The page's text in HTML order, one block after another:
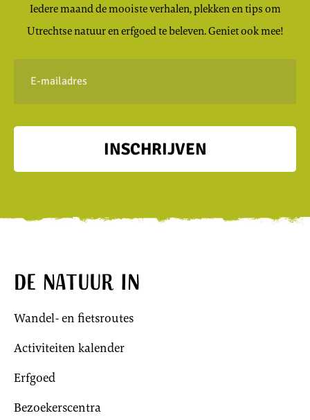
Iedere maand de mooiste verhalen, plekken en tips om
Utrechtse natuur en erfgoed te beleven. Geniet ook mee!
mailadres
INSCHRIJVEN
De natuur in
Wandel- en fietsroutes
Activiteiten kalender
Erfgoed
Bezoekerscentra